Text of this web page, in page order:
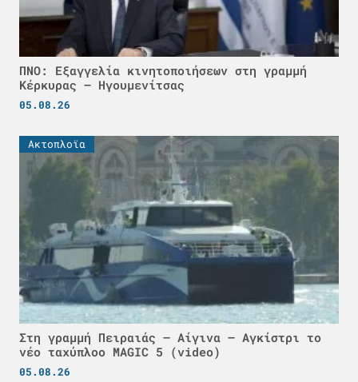
ΠΝΟ: Εξαγγελία κινητοποιήσεων στη γραμμή
Κέρκυρας – Ηγουμενίτσας
05.08.26
Ακτοπλοϊα
Στη γραμμή Πειραιάς – Αίγινα – Αγκίστρι το
νέο ταχύπλοο MAGIC 5 (video)
05.08.26